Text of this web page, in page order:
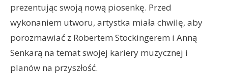
prezentując swoją nową piosenkę. Przed
wykonaniem utworu, artystka miała chwilę, aby
porozmawiać z Robertem Stockingerem i Anną
Senkarą na temat swojej kariery muzycznej i
planów na przyszłość.